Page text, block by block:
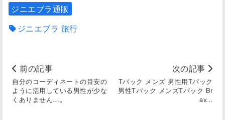
ジニエブラ通販
ジニエブラ 旅行
前の記事
自分のコーディネートの目安の
ように活用している男性が少な
くありません…。
次の記事
Tバック メンズ 男性用Tバック
男性Tバック メンズTバック Br
av...